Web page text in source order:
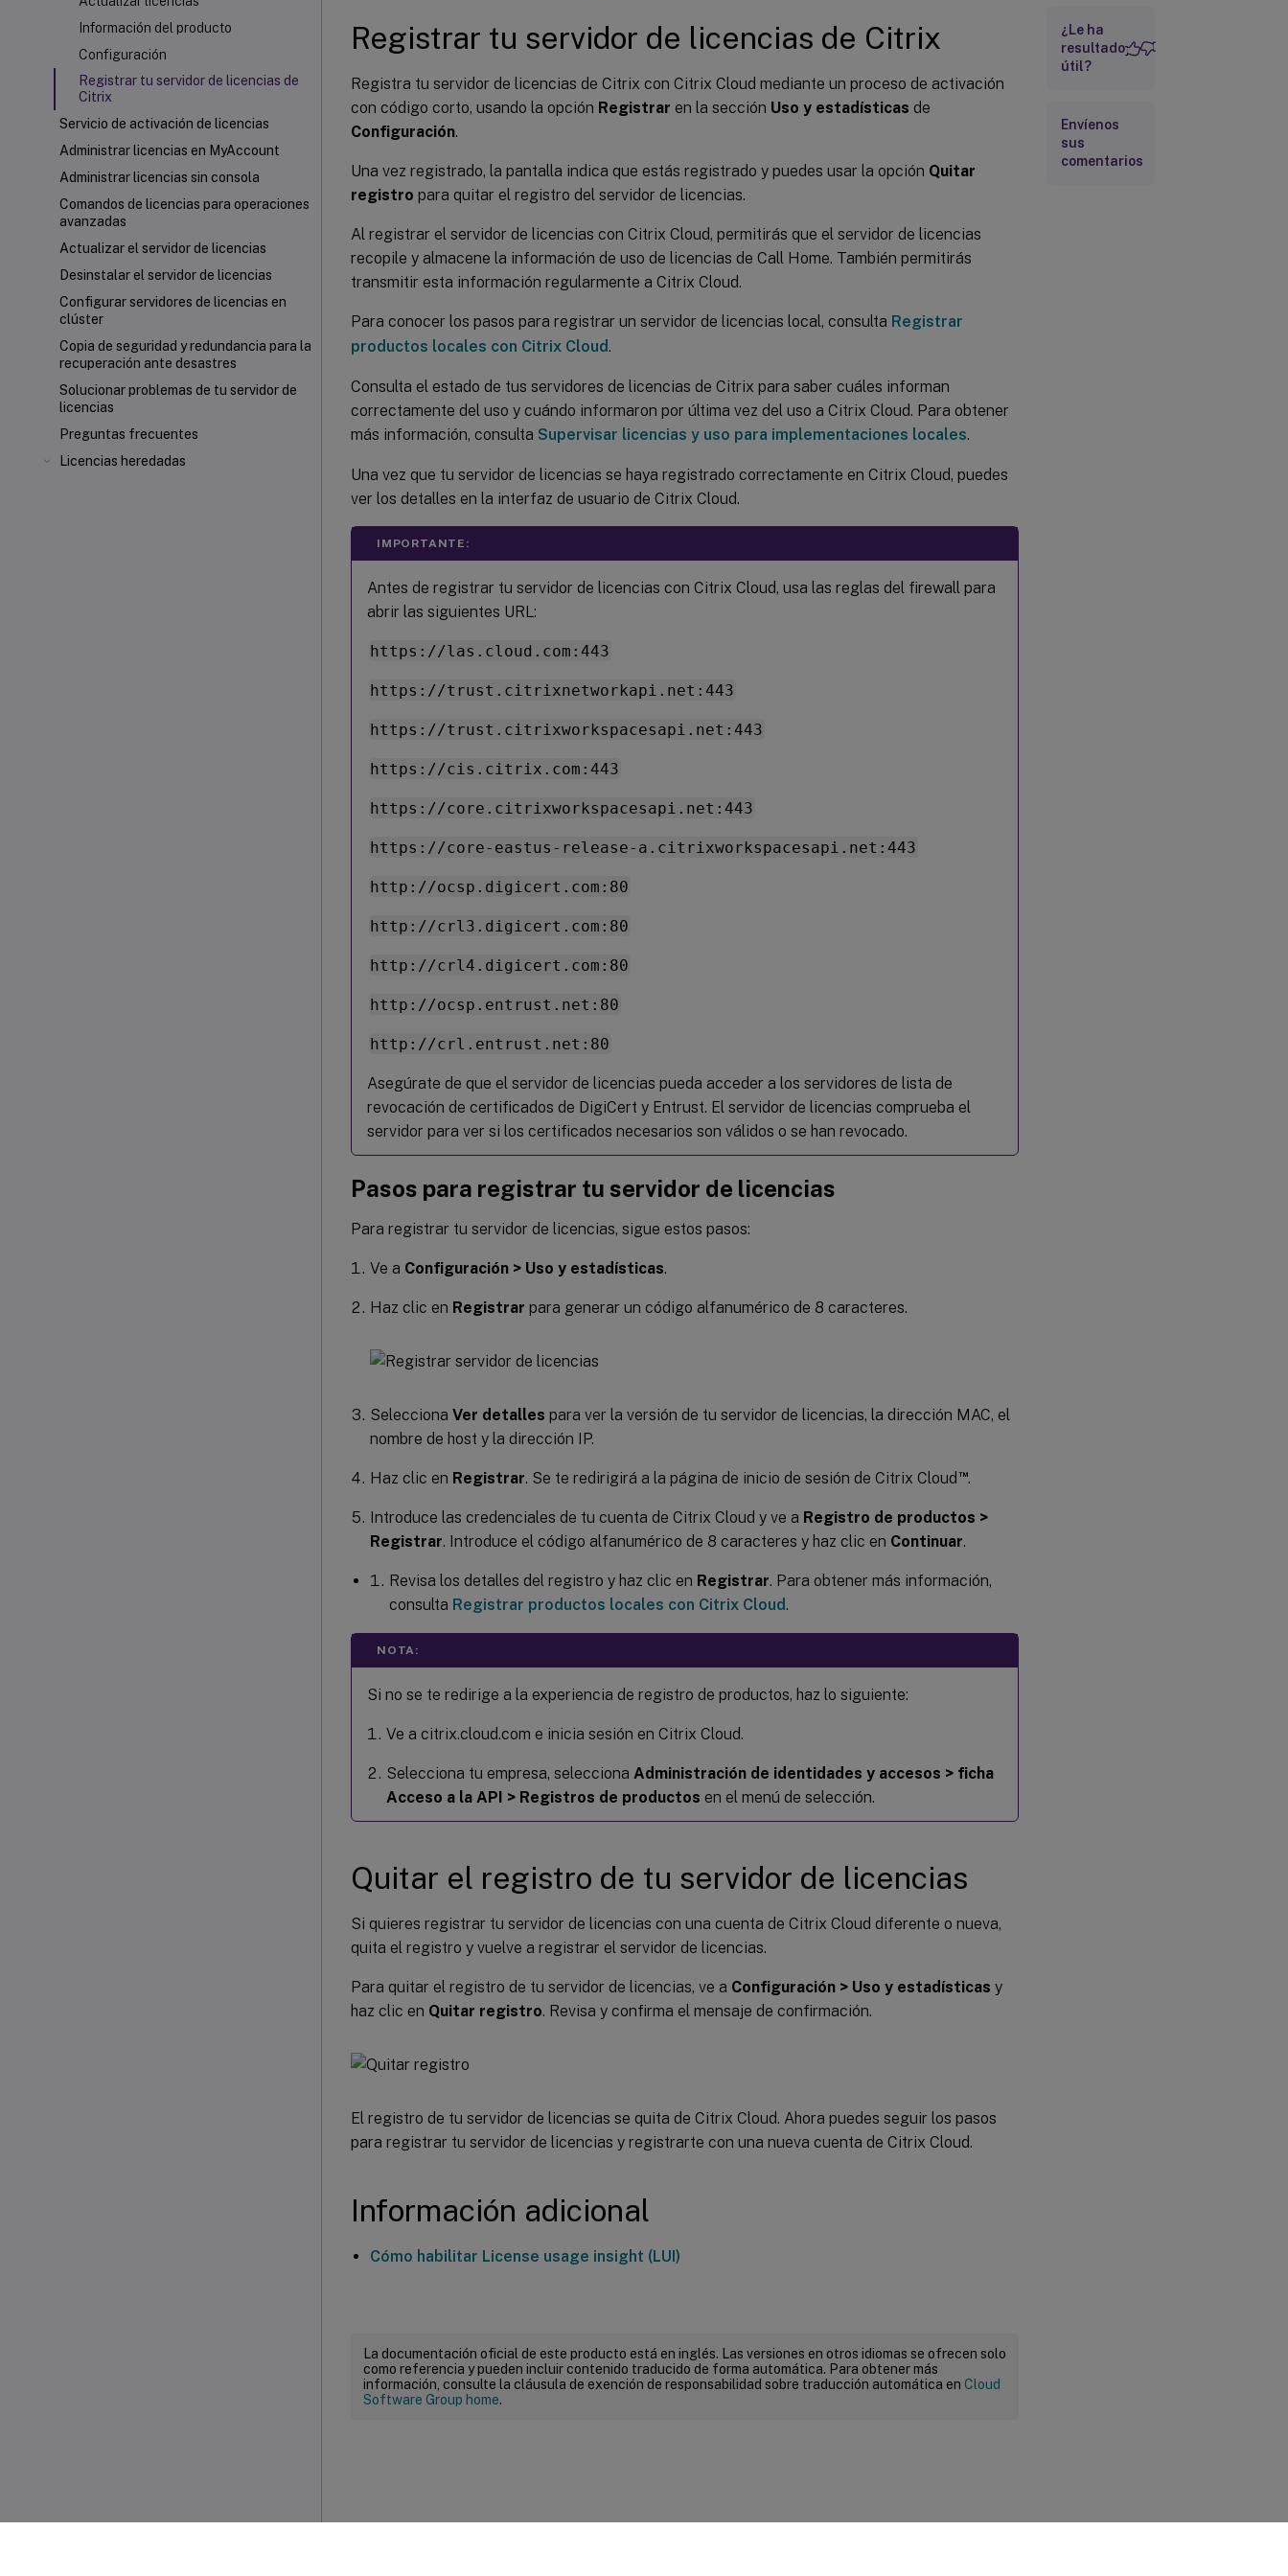
Información del producto
Configuración
Registrar tu servidor de licencias de
Citrix
Servicio de activación de licencias
Administrar licencias en MyAccount
Administrar licencias sin consola
Comandos de licencias para operaciones
avanzadas
Actualizar el servidor de licencias
Desinstalar el servidor de licencias
Configurar servidores de licencias en
clúster
Copia de seguridad y redundancia para la
recuperación ante desastres
Solucionar problemas de tu servidor de
licencias
Preguntas frecuentes
Licencias heredadas
Registrar tu servidor de licencias de Citrix
Registra tu servidor de licencias de Citrix con Citrix Cloud mediante un proceso de activación
con código corto, usando la opción Registrar en la sección Uso y estadísticas de
Configuración.
Una vez registrado, la pantalla indica que estás registrado y puedes usar la opción Quitar
registro para quitar el registro del servidor de licencias.
Al registrar el servidor de licencias con Citrix Cloud, permitirás que el servidor de licencias
recopile y almacene la información de uso de licencias de Call Home. También permitirás
transmitir esta información regularmente a Citrix Cloud.
Para conocer los pasos para registrar un servidor de licencias local, consulta Registrar
productos locales con Citrix Cloud.
Consulta el estado de tus servidores de licencias de Citrix para saber cuáles informan
correctamente del uso y cuándo informaron por última vez del uso a Citrix Cloud. Para obtener
más información, consulta Supervisar licencias y uso para implementaciones locales.
Una vez que tu servidor de licencias se haya registrado correctamente en Citrix Cloud, puedes
ver los detalles en la interfaz de usuario de Citrix Cloud.
IMPORTANTE:
Antes de registrar tu servidor de licencias con Citrix Cloud, usa las reglas del firewall para
abrir las siguientes URL:
https://las.cloud.com:443
https://trust.citrixnetworkapi.net:443
https://trust.citrixworkspacesapi.net:443
https://cis.citrix.com:443
https://core.citrixworkspacesapi.net:443
https://core-eastus-release-a.citrixworkspacesapi.net:443
http://ocsp.digicert.com:80
http://crl3.digicert.com:80
http://crl4.digicert.com:80
http://ocsp.entrust.net:80
http://crl.entrust.net:80
Asegúrate de que el servidor de licencias pueda acceder a los servidores de lista de
revocación de certificados de DigiCert y Entrust. El servidor de licencias comprueba el
servidor para ver si los certificados necesarios son válidos o se han revocado.
Pasos para registrar tu servidor de licencias
Para registrar tu servidor de licencias, sigue estos pasos:
Ve a Configuración > Uso y estadísticas.
Haz clic en Registrar para generar un código alfanumérico de 8 caracteres.
Selecciona Ver detalles para ver la versión de tu servidor de licencias, la dirección MAC, el
nombre de host y la dirección IP.
Haz clic en Registrar. Se te redirigirá a la página de inicio de sesión de Citrix Cloud ™.
Introduce las credenciales de tu cuenta de Citrix Cloud y ve a Registro de productos >
Registrar. Introduce el código alfanumérico de 8 caracteres y haz clic en Continuar.
Revisa los detalles del registro y haz clic en Registrar. Para obtener más información,
consulta Registrar productos locales con Citrix Cloud.
NOTA:
Si no se te redirige a la experiencia de registro de productos, haz lo siguiente:
Ve a citrix.cloud.com e inicia sesión en Citrix Cloud.
Selecciona tu empresa, selecciona Administración de identidades y accesos > ficha
Acceso a la API > Registros de productos en el menú de selección.
Quitar el registro de tu servidor de licencias
Si quieres registrar tu servidor de licencias con una cuenta de Citrix Cloud diferente o nueva,
quita el registro y vuelve a registrar el servidor de licencias.
Para quitar el registro de tu servidor de licencias, ve a Configuración > Uso y estadísticas y
haz clic en Quitar registro. Revisa y confirma el mensaje de confirmación.
El registro de tu servidor de licencias se quita de Citrix Cloud. Ahora puedes seguir los pasos
para registrar tu servidor de licencias y registrarte con una nueva cuenta de Citrix Cloud.
Información adicional
Cómo habilitar License usage insight (LUI)
La documentación oficial de este producto está en inglés. Las versiones en otros idiomas se ofrecen solo
como referencia y pueden incluir contenido traducido de forma automática. Para obtener más
información, consulte la cláusula de exención de responsabilidad sobre traducción automática en Cloud
Software Group home.
Información
adicional
¿Le ha
resultado
útil?
Envíenos
sus
comentarios